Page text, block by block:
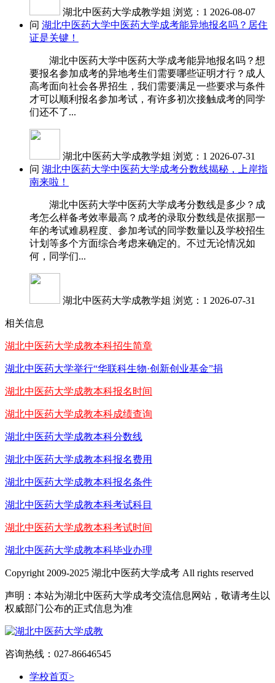
湖北中医药大学成教学姐 浏览：1 2026-08-07
问 湖北中医药大学中医药大学成考能异地报名吗？居住
证是关键！
湖北中医药大学中医药大学成考能异地报名吗？想
要报名参加成考的异地考生们需要哪些证明才行？成人
高考面向社会各界招生，我们需要满足一些要求与条件
才可以顺利报名参加考试，有许多初次接触成考的同学
们还不了...
湖北中医药大学成教学姐 浏览：1 2026-07-31
问 湖北中医药大学中医药大学成考分数线揭秘，上岸指
南来啦！
湖北中医药大学中医药大学成考分数线是多少？成
考怎么样备考效率最高？成考的录取分数线是依据那一
年的考试难易程度、参加考试的同学数量以及学校招生
计划等多个方面综合考虑来确定的。不过无论情况如
何，同学们...
湖北中医药大学成教学姐 浏览：1 2026-07-31
相关信息
湖北中医药大学成教本科招生简章
湖北中医药大学举行“华联科生物·创新创业基金”捐
湖北中医药大学成教本科报名时间
湖北中医药大学成教本科成绩查询
湖北中医药大学成教本科分数线
湖北中医药大学成教本科报名费用
湖北中医药大学成教本科报名条件
湖北中医药大学成教本科考试科目
湖北中医药大学成教本科考试时间
湖北中医药大学成教本科毕业办理
Copyright 2009-2025 湖北中医药大学成考 All rights reserved
声明：本站为湖北中医药大学成考交流信息网站，敬请考生以
权威部门公布的正式信息为准
咨询热线：027-86646545
学校首页>